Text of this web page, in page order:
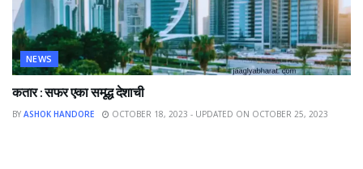
NEWS
कतार : सफर एका समृद्ध देशाची
BY ASHOK HANDORE OCTOBER 18, 2023 - UPDATED ON OCTOBER 25, 2023